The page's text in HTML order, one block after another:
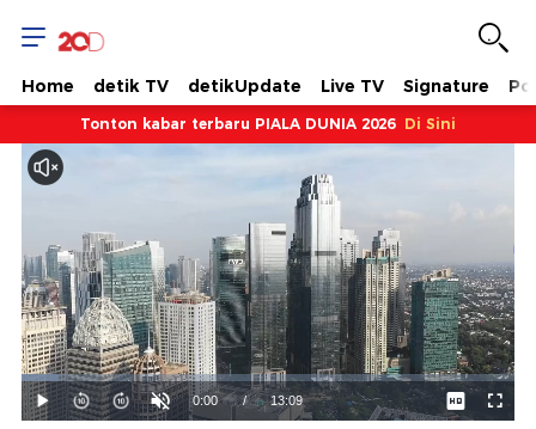
Home detik TV detikUpdate Live TV Signature
Tonton kabar terbaru PIALA DUNIA 2026 Di Sini
Mainkan
Suara
Hidup
Waktu
0:00 / Durasi
13:09
Dimuat:
7.60%